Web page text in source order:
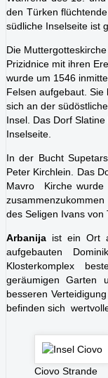
den Türken
südliche Inselseite ist
Die
Prizidnice mit ihren
wurde um 1546
Felsen aufgebaut. Sie
sich an der
Insel. Das Dorf
Inselseite.
In der Bucht
Peter Kirchlein. Das
Mavro Kirche wurde
des Seligen Ivans von
Arbanija ist ein Ort
aufgebauten
Klosterkomplex
geräumigen Garten
besseren
befinden sich
Ciovo Strande